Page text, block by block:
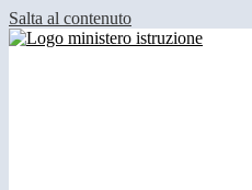
Salta al contenuto